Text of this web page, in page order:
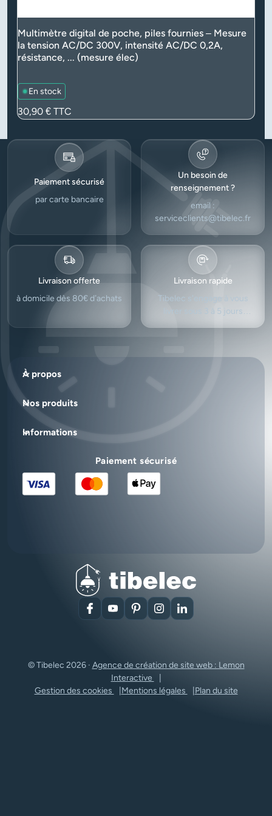
Multimètre digital de poche, piles fournies – Mesure
la tension AC/DC 300V, intensité AC/DC 0,2A,
résistance, ... (mesure élec)
En stock
Prix
30,90 € TTC
Paiement sécurisé
par carte bancaire
Un besoin de
renseignement ?
email :
serviceclients@tibelec.fr
Livraison offerte
à domicile dès 80€ d’achats
Livraison rapide
Tibelec s'engage à vous
livrer sous 3 à 5 jours
À propos
Nos produits
Informations
Paiement sécurisé
FacebookYouTubePinterestInstagramLinkedIn
© Tibelec 2026 · Agence de création de site web : Lemon
Interactive
Gestion des cookies
Mentions légales Plan du site